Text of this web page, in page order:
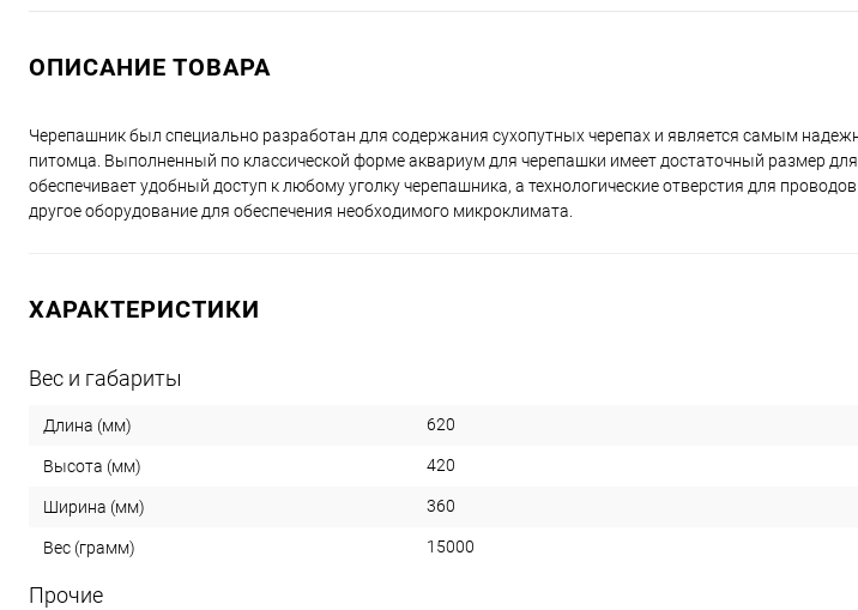
ОПИСАНИЕ ТОВАРА
Черепашник был специально разработан для содержания сухопутных черепах и является самым
питомца. Выполненный по классической форме аквариум для черепашки имеет достаточный размер
обеспечивает удобный доступ к любому уголку черепашника, а технологические отверстия для
другое оборудование для обеспечения необходимого микроклимата.
ХАРАКТЕРИСТИКИ
Вес и габариты
Длина (мм) 620
Высота (мм) 420
Ширина (мм) 360
Вес (грамм) 15000
Прочие